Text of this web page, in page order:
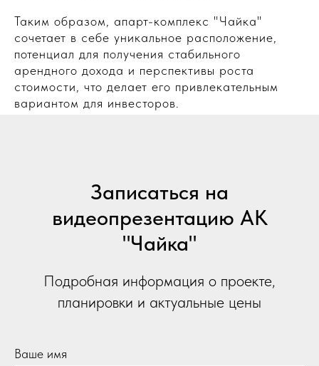
Таким образом, апарт-комплекс "Чайка"
сочетает в себе уникальное расположение,
потенциал для получения стабильного
арендного дохода и перспективы роста
стоимости, что делает его привлекательным
вариантом для инвесторов.
Записаться на
видеопрезентацию АК
"Чайка"
Подробная информация о проекте,
планировки и актуальные цены
Ваше имя